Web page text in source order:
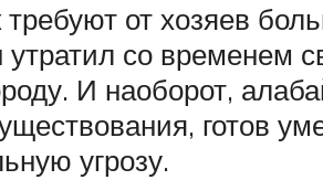
от хозяев
со временем
И наоборот,
готов
угрозу.